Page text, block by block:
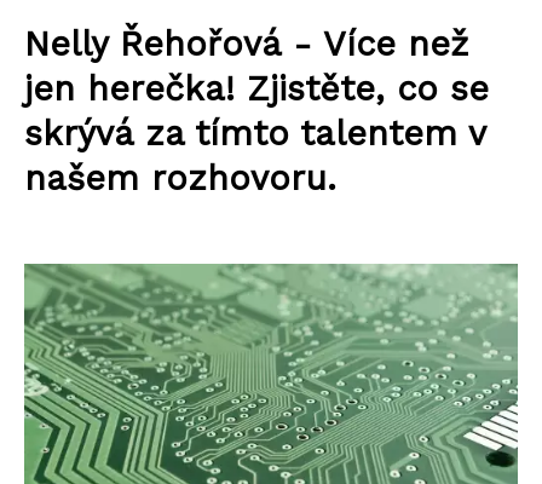
Nelly Řehořová - Více než
jen herečka! Zjistěte, co se
skrývá za tímto talentem v
našem rozhovoru.